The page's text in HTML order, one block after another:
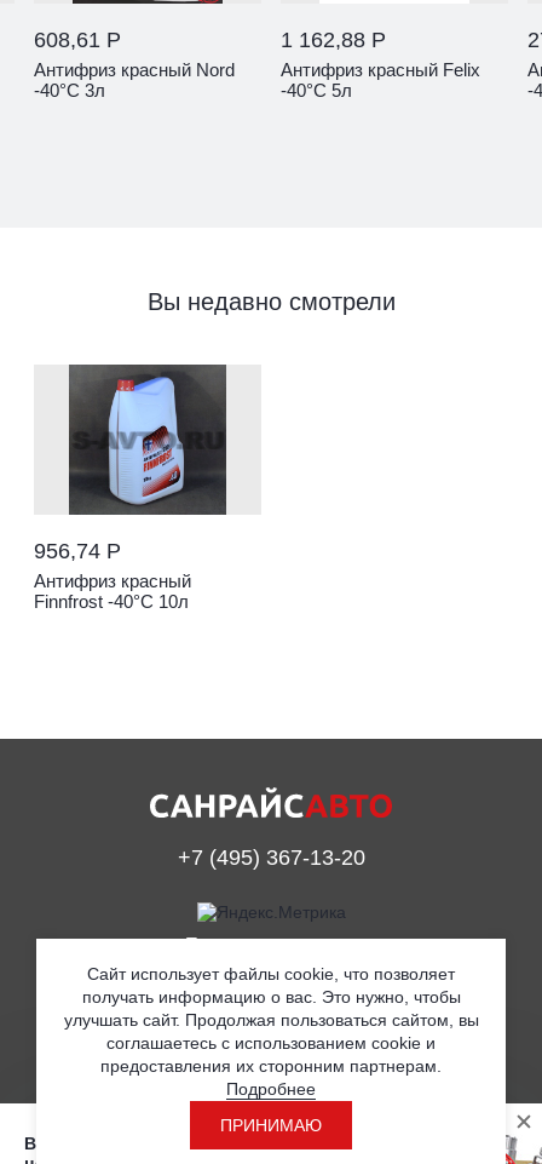
608,61 Р
Антифриз красный Nord
-40°С 3л
1 162,88 Р
Антифриз красный Felix
-40°С 5л
-
Вы недавно смотрели
956,74 Р
Антифриз красный
Finnfrost -40°С 10л
Вы находитесь на странице с розничными
+7 (495) 367-13-20
Принимаем к оплате
© ООО «Санрайс Авто» 2019
Согласие на обработку персональных данных
Политика в отношении обработки персональных данных
Сайт использует файлы cookie, что позволяет
получать информацию о вас. Это нужно, чтобы
улучшать сайт. Продолжая пользоваться сайтом, вы
соглашаетесь с использованием cookie и
предоставления их сторонним партнерам.
Подробнее
ПРИНИМАЮ